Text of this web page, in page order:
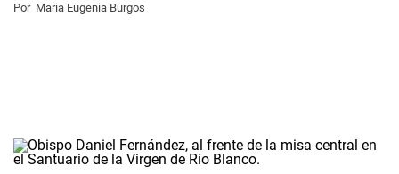
Por Maria Eugenia Burgos